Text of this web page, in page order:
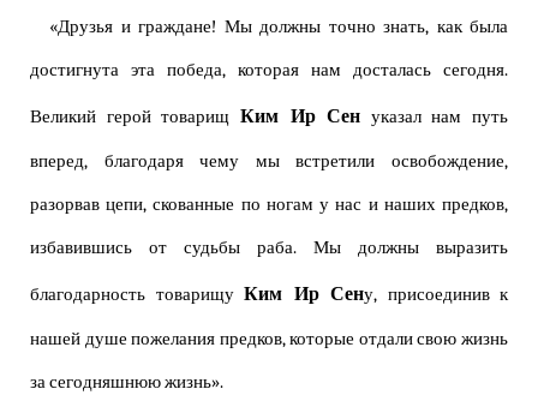
«Друзья и граждане! Мы должны точно знать, как была
достигнута эта победа, которая нам досталась сегодня.
Великий герой товарищ Ким Ир Сен указал нам путь
вперед, благодаря чему мы встретили освобождение,
разорвав цепи, скованные по ногам у нас и наших предков,
избавившись от судьбы раба. Мы должны выразить
благодарность товарищу Ким Ир Сену, присоединив к
нашей душе пожелания предков, которые отдали свою жизнь
за сегодняшнюю жизнь».